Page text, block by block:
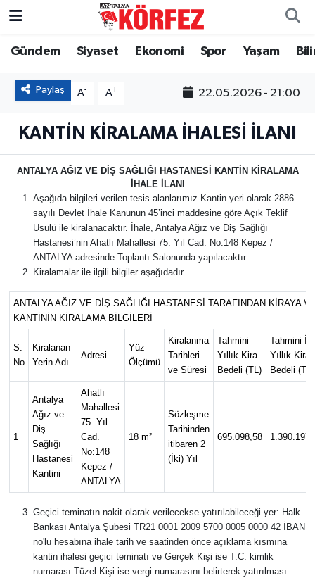
Gündem Siyaset Ekonomi Spor Yaşam
Paylaş A- A+ 22.05.2026 - 21:00
KANTİN KİRALAMA İHALESİ İLANI
ANTALYA AĞIZ VE DİŞ SAĞLIĞI HASTANESİ KANTİN KİRALAMA
İHALE İLANI
Aşağıda bilgileri verilen tesis alanlarımız Kantin yeri olarak 2886
sayılı Devlet İhale Kanunun 45’inci maddesine göre Açık Teklif
Usulü ile kiralanacaktır. İhale, Antalya Ağız ve Diş Sağlığı
Hastanesi’nin Ahatlı Mahallesi 75. Yıl Cad. No:148 Kepez /
ANTALYA adresinde Toplantı Salonunda yapılacaktır.
Kiralamalar ile ilgili bilgiler aşağıdadır.
ANTALYA AĞIZ VE DİŞ SAĞLIĞI HASTANESİ TARAFINDAN KİRAYA
KANTİNİN KİRALAMA BİLGİLERİ
S.
No
Kiralanan
Yerin Adı
Adresi
Yüz
Ölçümü
Kiralanma
Tarihleri
ve Süresi
Tahmini
Yıllık Kira
Bedeli (TL)
Tahmini İki
Yıllık Kira
Bedeli (TL)
1
Antalya
Ağız ve
Diş
Sağlığı
Hastanesi
Kantini
Ahatlı
Mahallesi
75. Yıl
Cad.
No:148
Kepez /
ANTALYA
18 m²
Sözleşme
Tarihinden
itibaren 2
(İki) Yıl
695.098,58
Geçici teminatın nakit olarak verilecekse yatırılabileceği yer: Halk
Bankası Antalya Şubesi TR21 0001 2009 5700 0005 0000 42 İBAN
no'lu hesabına ihale tarih ve saatinden önce açıklama kısmına
kantin ihalesi geçici teminatı ve Gerçek Kişi ise T.C. kimlik
numarası Tüzel Kişi ise vergi numarasını belirterek yatırılması
Gündem
Siyaset
Yerel Yönetim
Spor
Yaşam
Asayiş
Dünya
Magazin
Turizm
Kültür ve Sanat
Sivil Toplum
Nöbetçi Eczaneler
Hava Durumu
Trafik Durumu
Tüm Manşetler
Son Dakika Haberleri
Haber Arşivi